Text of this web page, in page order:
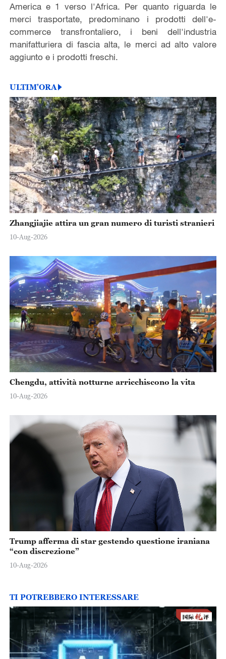
America e 1 verso l'Africa. Per quanto riguarda le
merci trasportate, predominano i prodotti dell'e-
commerce transfrontaliero, i beni dell'industria
manifatturiera di fascia alta, le merci ad alto valore
aggiunto e i prodotti freschi.
ULTIM'ORA
Zhangjiajie attira un gran numero di turisti stranieri
10-Aug-2026
Chengdu, attività notturne arricchiscono la vita
10-Aug-2026
Trump afferma di star gestendo questione iraniana
“con discrezione”
10-Aug-2026
TI POTREBBERO INTERESSARE